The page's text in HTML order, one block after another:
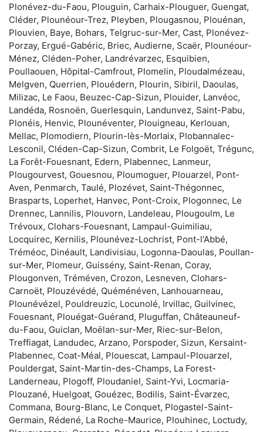
Plonévez-du-Faou, Plouguin, Carhaix-Plouguer, Guengat,
Cléder, Plounéour-Trez, Pleyben, Plougasnou, Plouénan,
Plouvien, Baye, Bohars, Telgruc-sur-Mer, Cast, Plonévez-
Porzay, Ergué-Gabéric, Briec, Audierne, Scaër, Plounéour-
Ménez, Cléden-Poher, Landrévarzec, Esquibien,
Poullaouen, Hôpital-Camfrout, Plomelin, Ploudalmézeau,
Melgven, Querrien, Plouédern, Plourin, Sibiril, Daoulas,
Milizac, Le Faou, Beuzec-Cap-Sizun, Plouider, Lanvéoc,
Landéda, Rosnoën, Guerlesquin, Landunvez, Saint-Pabu,
Plonéis, Henvic, Plounéventer, Plouigneau, Kerlouan,
Mellac, Plomodiern, Plourin-lès-Morlaix, Plobannalec-
Lesconil, Cléden-Cap-Sizun, Combrit, Le Folgoët, Trégunc,
La Forêt-Fouesnant, Edern, Plabennec, Lanmeur,
Plougourvest, Gouesnou, Ploumoguer, Plouarzel, Pont-
Aven, Penmarch, Taulé, Plozévet, Saint-Thégonnec,
Brasparts, Loperhet, Hanvec, Pont-Croix, Plogonnec, Le
Drennec, Lannilis, Plouvorn, Landeleau, Plougoulm, Le
Trévoux, Clohars-Fouesnant, Lampaul-Guimiliau,
Locquirec, Kernilis, Plounévez-Lochrist, Pont-l'Abbé,
Tréméoc, Dinéault, Landivisiau, Logonna-Daoulas, Poullan-
sur-Mer, Plomeur, Guissény, Saint-Renan, Coray,
Plougonven, Tréméven, Crozon, Lesneven, Clohars-
Carnoët, Plouzévédé, Quéménéven, Lanhouarneau,
Plounévézel, Pouldreuzic, Locunolé, Irvillac, Guilvinec,
Fouesnant, Plouégat-Guérand, Pluguffan, Châteauneuf-
du-Faou, Guiclan, Moëlan-sur-Mer, Riec-sur-Belon,
Treffiagat, Landudec, Arzano, Porspoder, Sizun, Kersaint-
Plabennec, Coat-Méal, Plouescat, Lampaul-Plouarzel,
Pouldergat, Saint-Martin-des-Champs, La Forest-
Landerneau, Plogoff, Ploudaniel, Saint-Yvi, Locmaria-
Plouzané, Huelgoat, Gouézec, Bodilis, Saint-Évarzec,
Commana, Bourg-Blanc, Le Conquet, Plogastel-Saint-
Germain, Rédené, La Roche-Maurice, Plouhinec, Loctudy,